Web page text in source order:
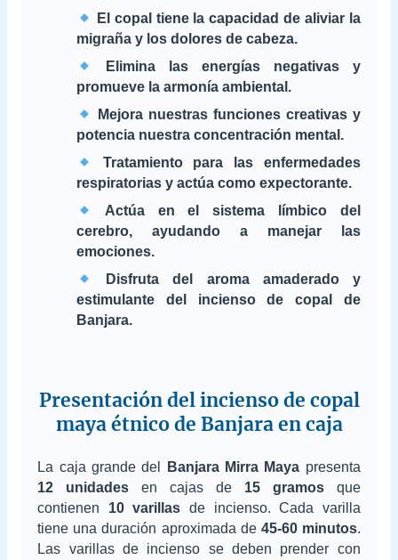
El copal tiene la capacidad de aliviar la
migraña y los dolores de cabeza.
Elimina las energías negativas y
promueve la armonía ambiental.
Mejora nuestras funciones creativas y
potencia nuestra concentración mental.
Tratamiento para las enfermedades
respiratorias y actúa como expectorante.
Actúa en el sistema límbico del
cerebro, ayudando a manejar las
emociones.
Disfruta del aroma amaderado y
estimulante del incienso de copal de
Banjara.
Presentación del incienso de copal
maya étnico de Banjara en caja
La caja grande del Banjara Mirra Maya presenta
12 unidades en cajas de 15 gramosque
contienen 10 varillas de incienso. Cada varilla
tiene una duración aproximada de 45-60 minutos.
Las varillas de incienso se deben prender con